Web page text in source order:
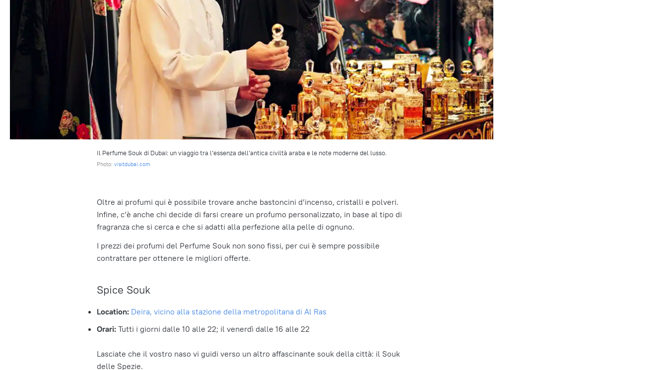
Il Perfume Souk di Dubai: un viaggio tra l’essenza dell’antica civiltà araba e le note moderne del lusso.
Photo:visitdubai.com
Oltre ai profumi qui è possibile trovare anche bastoncini d’incenso, cristalli e polveri.
Infine, c’è anche chi decide di farsi creare un profumo personalizzato, in base al tipo di
fragranza che si cerca e che si adatti alla perfezione alla pelle di ognuno.
I prezzi dei profumi del Perfume Souk non sono fissi, per cui è sempre possibile
contrattare per ottenere le migliori offerte.
Spice Souk
Location: Deira, vicino alla stazione della metropolitana di Al Ras
Orari: Tutti i giorni dalle 10 alle 22; il venerdì dalle 16 alle 22
Lasciate che il vostro naso vi guidi verso un altro affascinante souk della città: il Souk
delle Spezie.